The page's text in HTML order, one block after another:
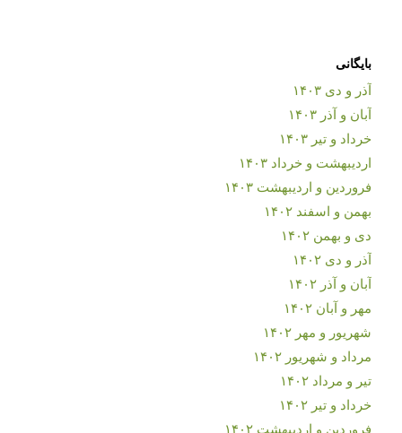
بایگانی
آذر و دی ۱۴۰۳
آبان و آذر ۱۴۰۳
خرداد و تیر ۱۴۰۳
اردیبهشت و خرداد ۱۴۰۳
فروردین و اردیبهشت ۱۴۰۳
بهمن و اسفند ۱۴۰۲
دی و بهمن ۱۴۰۲
آذر و دی ۱۴۰۲
آبان و آذر ۱۴۰۲
مهر و آبان ۱۴۰۲
شهریور و مهر ۱۴۰۲
مرداد و شهریور ۱۴۰۲
تیر و مرداد ۱۴۰۲
خرداد و تیر ۱۴۰۲
فروردین و اردیبهشت ۱۴۰۲